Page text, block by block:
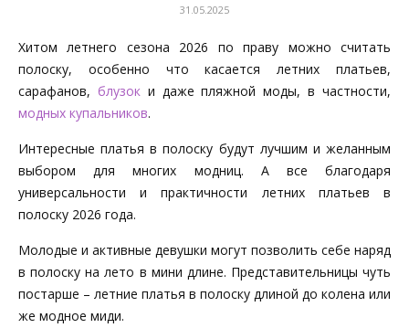
31.05.2025
Хитом летнего сезона 2026 по праву можно считать
полоску, особенно что касается летних платьев,
сарафанов, блузок и даже пляжной моды, в частности,
модных купальников.
Интересные платья в полоску будут лучшим и желанным
выбором для многих модниц. А все благодаря
универсальности и практичности летних платьев в
полоску 2026 года.
Молодые и активные девушки могут позволить себе наряд
в полоску на лето в мини длине. Представительницы чуть
постарше – летние платья в полоску длиной до колена или
же модное миди.